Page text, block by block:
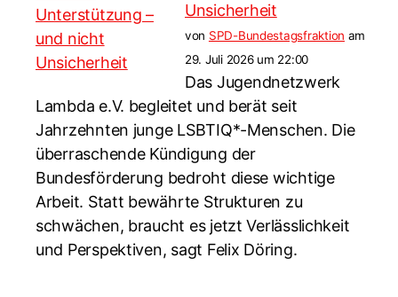
Unsicherheit
von SPD-Bundestagsfraktion am
29. Juli 2026 um 22:00
Das Jugendnetzwerk
Lambda e.V. begleitet und berät seit
Jahrzehnten junge LSBTIQ*-Menschen. Die
überraschende Kündigung der
Bundesförderung bedroht diese wichtige
Arbeit. Statt bewährte Strukturen zu
schwächen, braucht es jetzt Verlässlichkeit
und Perspektiven, sagt Felix Döring.